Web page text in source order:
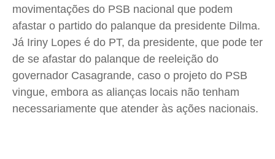
movimentações do PSB nacional que podem
afastar o partido do palanque da presidente Dilma.
Já Iriny Lopes é do PT, da presidente, que pode ter
de se afastar do palanque de reeleição do
governador Casagrande, caso o projeto do PSB
vingue, embora as alianças locais não tenham
necessariamente que atender às ações nacionais.